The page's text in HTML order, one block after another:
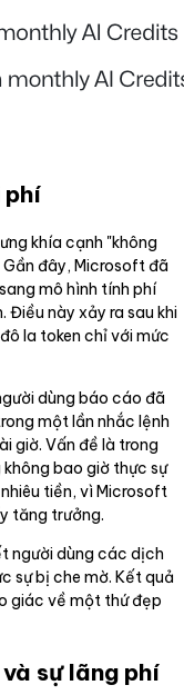
phí
khía cạnh "không
đây, Microsoft đã
mô hình tính phí
Điều này xảy ra sau khi
la token chỉ với mức
dùng báo cáo đã
một lần nhắc lệnh
giờ. Vấn đề là trong
bao giờ thực sự
tiền, vì Microsoft
tăng trưởng.
người dùng các dịch
sự bị che mờ. Kết quả
giác về một thứ đẹp
sự lãng phí